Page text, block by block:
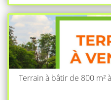
Terrain à bâtir de 800 m²